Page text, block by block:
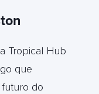
Tropical Hub
que
do